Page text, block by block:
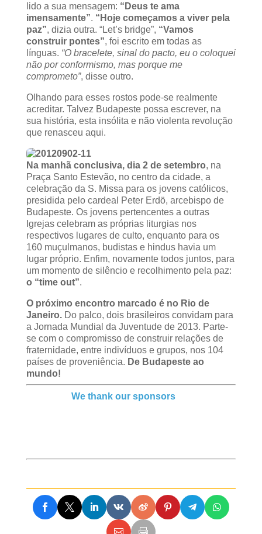
lido a sua mensagem: “Deus te ama
imensamente”. “Hoje começamos a viver pela
paz”, dizia outra. “Let’s bridge”, “Vamos
construir pontes”, foi escrito em todas as
línguas. “O bracelete, sinal do pacto, eu o coloquei
não por conformismo, mas porque me
comprometo”, disse outro.
Olhando para esses rostos pode-se realmente
acreditar. Talvez Budapeste possa escrever, na
sua história, esta insólita e não violenta revolução
que renasceu aqui.
Na manhã conclusiva, dia 2 de setembro, na
Praça Santo Estevão, no centro da cidade, a
celebração da S. Missa para os jovens católicos,
presidida pelo cardeal Peter Erdö, arcebispo de
Budapeste. Os jovens pertencentes a outras
Igrejas celebram as próprias liturgias nos
respectivos lugares de culto, enquanto para os
160 muçulmanos, budistas e hindus havia um
lugar próprio. Enfim, novamente todos juntos, para
um momento de silêncio e recolhimento pela paz:
o “time out”.
O próximo encontro marcado é no Rio de
Janeiro.Do palco, dois brasileiros convidam para
a Jornada Mundial da Juventude de 2013. Parte-
se com o compromisso de construir relações de
fraternidade, entre indivíduos e grupos, nos 104
países de proveniência. De Budapeste ao
mundo!
We thank our sponsors